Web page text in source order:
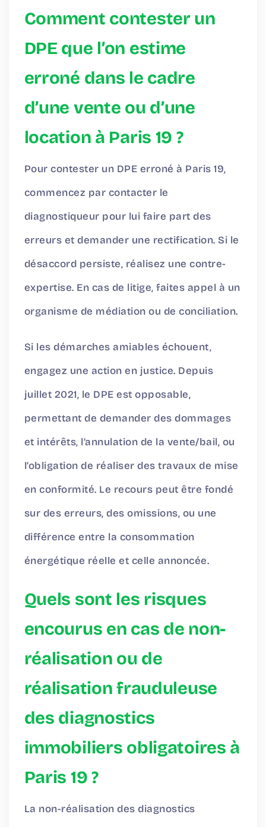
Comment contester un
DPE que l’on estime
erroné dans le cadre
d’une vente ou d’une
location à Paris 19 ?
Pour contester un DPE erroné à Paris 19,
commencez par contacter le
diagnostiqueur pour lui faire part des
erreurs et demander une rectification. Si le
désaccord persiste, réalisez une contre-
expertise. En cas de litige, faites appel à un
organisme de médiation ou de conciliation.
Si les démarches amiables échouent,
engagez une action en justice. Depuis
juillet 2021, le DPE est opposable,
permettant de demander des dommages
et intérêts, l’annulation de la vente/bail, ou
l’obligation de réaliser des travaux de mise
en conformité. Le recours peut être fondé
sur des erreurs, des omissions, ou une
différence entre la consommation
énergétique réelle et celle annoncée.
Quels sont les risques
encourus en cas de non-
réalisation ou de
réalisation frauduleuse
des diagnostics
immobiliers obligatoires à
Paris 19 ?
La non-réalisation des diagnostics